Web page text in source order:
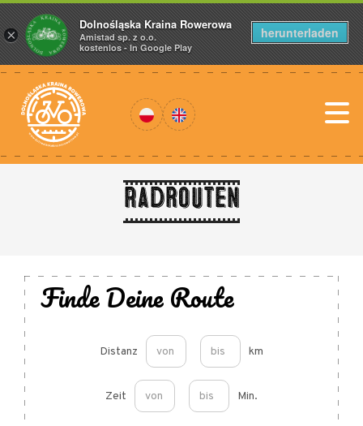
Radrouten
Finde Deine Route
Distanz km
Zeit Min.
×
Dolnośląska Kraina Rowerowa
Amistad sp. z o.o.
kostenlos - In Google Play
herunterladen